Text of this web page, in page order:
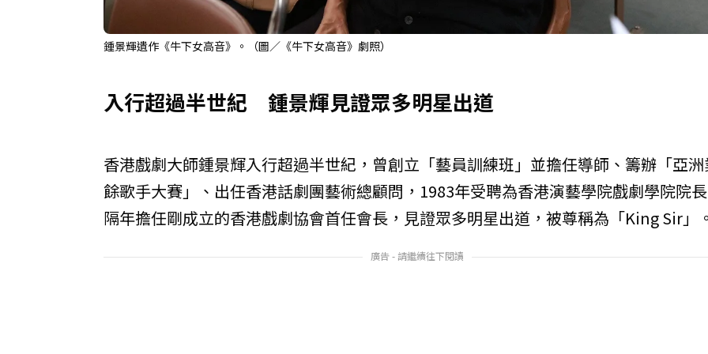
鍾景輝遺作《牛下女高音》。（圖／《牛下女高音》劇照）
入行超過半世紀 鍾景輝見證眾多明星出道
香港戲劇大師鍾景輝入行超過半世紀，曾創立「藝員訓練班」並擔任導師、籌辦「亞
餘歌手大賽」、出任香港話劇團藝術總顧問，1983年受聘為香港演藝學院戲劇學院院長
隔年擔任剛成立的香港戲劇協會首任會長，見證眾多明星出道，被尊稱為「King Sir」。
廣告 - 請繼續往下閱讀